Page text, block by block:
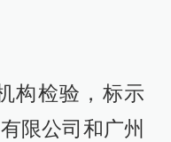
构检验，标示
限公司和广州